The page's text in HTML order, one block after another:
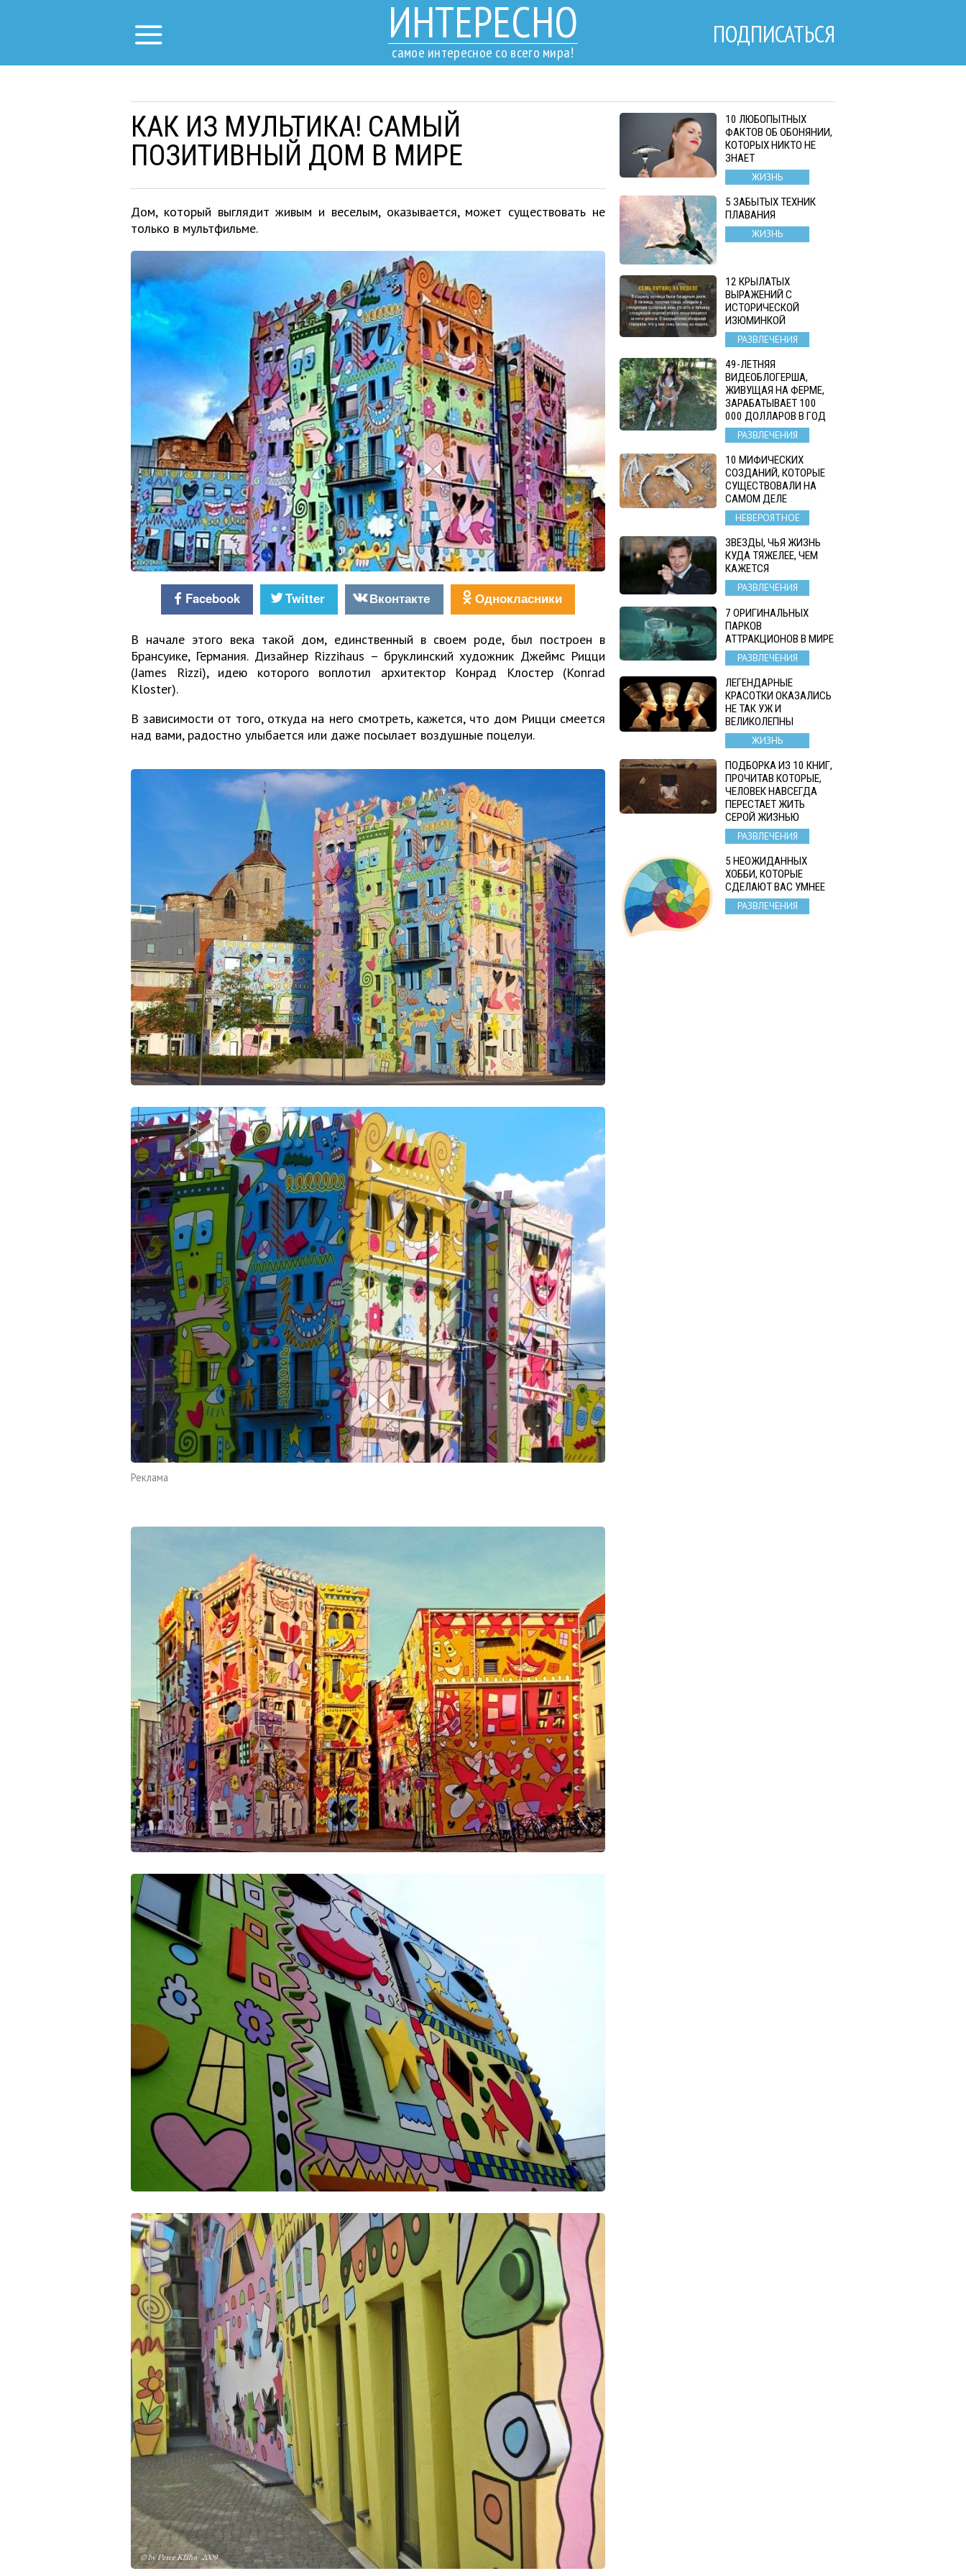
ИНТЕРЕСНО
самое интересное со всего мира!
ПОДПИСАТЬСЯ
КАК ИЗ МУЛЬТИКА! САМЫЙ
ПОЗИТИВНЫЙ ДОМ В МИРЕ
Дом, который выглядит живым и веселым, оказывается, может существовать не
только в мультфильме.
Facebook Twitter Вконтакте Однокласники
В начале этого века такой дом, единственный в своем роде, был построен в
Брансуике, Германия. Дизайнер Rizzihaus – бруклинский художник Джеймс Рицци
(James Rizzi), идею которого воплотил архитектор Конрад Клостер (Konrad
Kloster).
В зависимости от того, откуда на него смотреть, кажется, что дом Рицци смеется
над вами, радостно улыбается или даже посылает воздушные поцелуи.
Реклама
10 ЛЮБОПЫТНЫХ
ФАКТОВ ОБ ОБОНЯНИИ,
КОТОРЫХ НИКТО НЕ
ЗНАЕТ
ЖИЗНЬ
5 ЗАБЫТЫХ ТЕХНИК
ПЛАВАНИЯ
ЖИЗНЬ
12 КРЫЛАТЫХ
ВЫРАЖЕНИЙ С
ИСТОРИЧЕСКОЙ
ИЗЮМИНКОЙ
РАЗВЛЕЧЕНИЯ
49-ЛЕТНЯЯ
ВИДЕОБЛОГЕРША,
ЖИВУЩАЯ НА ФЕРМЕ,
ЗАРАБАТЫВАЕТ 100
000 ДОЛЛАРОВ В ГОД
РАЗВЛЕЧЕНИЯ
10 МИФИЧЕСКИХ
СОЗДАНИЙ, КОТОРЫЕ
СУЩЕСТВОВАЛИ НА
САМОМ ДЕЛЕ
НЕВЕРОЯТНОЕ
ЗВЕЗДЫ, ЧЬЯ ЖИЗНЬ
КУДА ТЯЖЕЛЕЕ, ЧЕМ
КАЖЕТСЯ
РАЗВЛЕЧЕНИЯ
7 ОРИГИНАЛЬНЫХ
ПАРКОВ
АТТРАКЦИОНОВ В МИРЕ
РАЗВЛЕЧЕНИЯ
ЛЕГЕНДАРНЫЕ
КРАСОТКИ ОКАЗАЛИСЬ
НЕ ТАК УЖ И
ВЕЛИКОЛЕПНЫ
ЖИЗНЬ
ПОДБОРКА ИЗ 10 КНИГ,
ПРОЧИТАВ КОТОРЫЕ,
ЧЕЛОВЕК НАВСЕГДА
ПЕРЕСТАЕТ ЖИТЬ
СЕРОЙ ЖИЗНЬЮ
РАЗВЛЕЧЕНИЯ
5 НЕОЖИДАННЫХ
ХОББИ, КОТОРЫЕ
СДЕЛАЮТ ВАС УМНЕЕ
РАЗВЛЕЧЕНИЯ